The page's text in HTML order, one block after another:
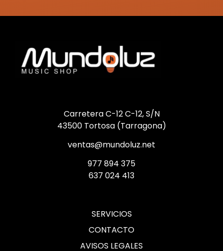
Carretera C-12 C-12, S/N
43500 Tortosa (Tarragona)
ventas@mundoluz.net
977 894 375
637 024 413
SERVICIOS
CONTACTO
AVISOS LEGALES